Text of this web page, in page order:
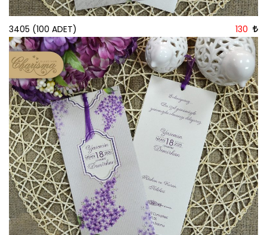
3405 (100 ADET) 130